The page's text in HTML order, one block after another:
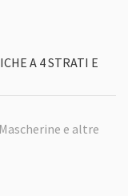
A 4 STRATI E
e altre